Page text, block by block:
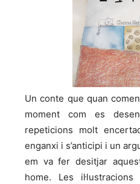
Un conte que quan
moment com es
repeticions molt
enganxi i s’anticipi i un
em va fer desitjar
home. Les